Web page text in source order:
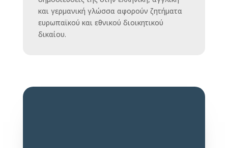
και γερμανική γλώσσα αφορούν ζητήματα
ευρωπαϊκού και εθνικού διοικητικού
δικαίου.